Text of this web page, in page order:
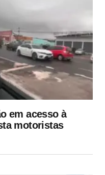
em acesso à
motoristas